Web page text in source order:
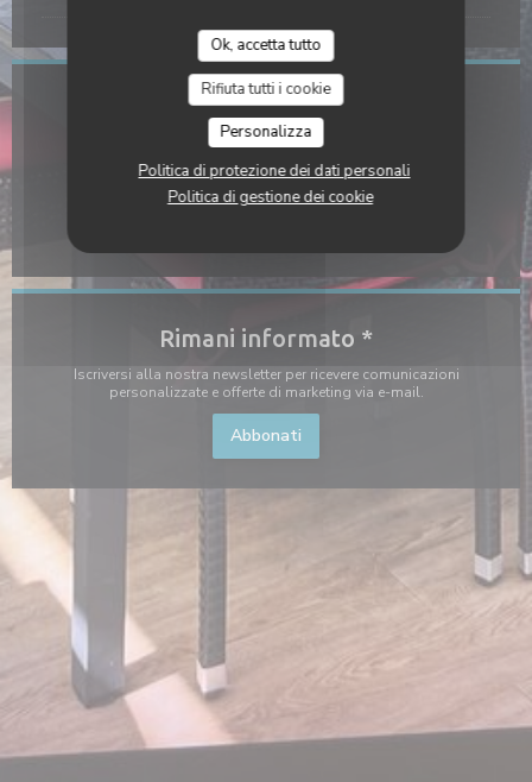
Ok, accetta tutto
Rifiuta tutti i cookie
Personalizza
Politica di protezione dei dati personali
Politica di gestione dei cookie
finestra))
nuova finestra))
Indirizzo
4 Avenue du Junka 40480 Vieux-Boucau-les-Bains
09 54 97 40 65
Facebook ((apre una nuova
Instagram ((apre una nuova
Rimani informato *
Iscriversi alla nostra newsletter per ricevere comunicazioni
personalizzate e offerte di marketing via e-mail.
Abbonati